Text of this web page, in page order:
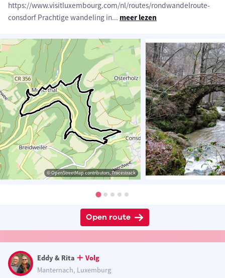
https://www.visitluxembourg.com/nl/routes/rondwandelroute-
consdorf Prachtige wandeling in... meer lezen
© OpenStreetMap contributors, Tracestrack
Open route
Eddy & Rita
Volg
Manternach, Luxemburg